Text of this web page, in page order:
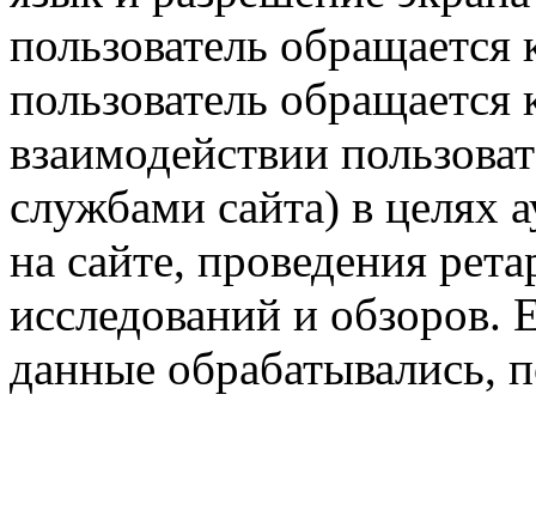
пользователь обращается
пользователь обращается
взаимодействии
службами сайта) в целях
на сайте, проведения
исследований и обзоров.
данные обрабатывались,